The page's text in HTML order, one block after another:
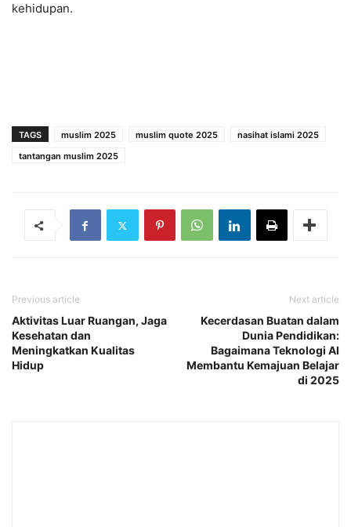
kehidupan.
TAGS muslim 2025 muslim quote 2025
nasihat islami 2025
tantangan muslim 2025
Previous article
Aktivitas Luar Ruangan, Jaga
Kesehatan dan
Meningkatkan Kualitas
Hidup
Next article
Kecerdasan Buatan dalam
Dunia Pendidikan:
Bagaimana Teknologi AI
Membantu Kemajuan Belajar
di 2025